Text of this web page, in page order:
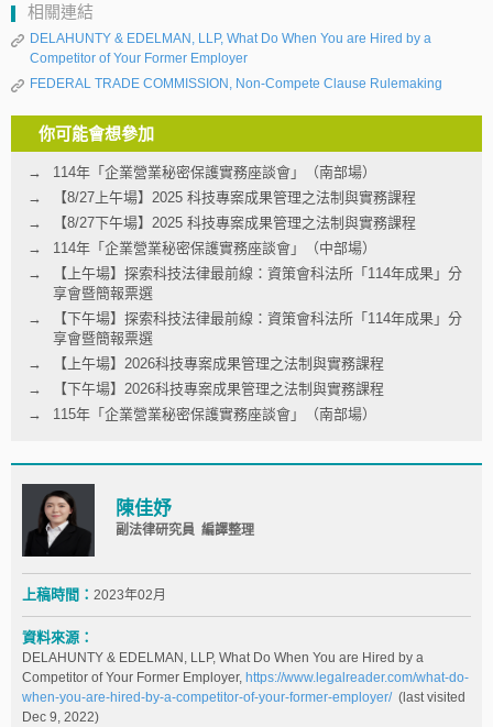
相關連結
DELAHUNTY & EDELMAN, LLP, What Do When You are Hired by a
Competitor of Your Former Employer
FEDERAL TRADE COMMISSION, Non-Compete Clause Rulemaking
你可能會想參加
114年「企業營業秘密保護實務座談會」（南部場）
【8/27上午場】2025 科技專案成果管理之法制與實務課程
【8/27下午場】2025 科技專案成果管理之法制與實務課程
114年「企業營業秘密保護實務座談會」（中部場）
【上午場】探索科技法律最前線：資策會科法所「114年成果」分
享會暨簡報票選
【下午場】探索科技法律最前線：資策會科法所「114年成果」分
享會暨簡報票選
【上午場】2026科技專案成果管理之法制與實務課程
【下午場】2026科技專案成果管理之法制與實務課程
115年「企業營業秘密保護實務座談會」（南部場）
陳佳妤
副法律研究員 編譯整理
上稿時間： 2023年02月
資料來源：
DELAHUNTY & EDELMAN, LLP, What Do When You are Hired by a
Competitor of Your Former Employer, https://www.legalreader.com/what-do-
when-you-are-hired-by-a-competitor-of-your-former-employer/(last visited
Dec 9, 2022)